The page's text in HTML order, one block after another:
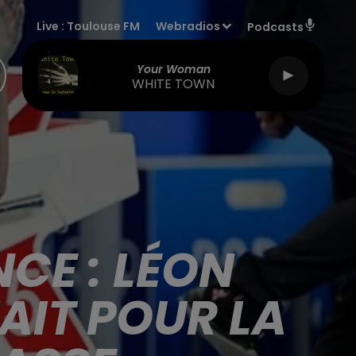
Live : Toulouse FM Webradios Podcasts
Your Woman
WHITE TOWN
: LÉON
POUR LA